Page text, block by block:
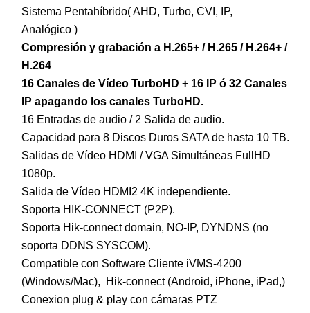
Sistema Pentahíbrido( AHD, Turbo, CVI, IP,
Analógico )
Compresión y grabación a H.265+ / H.265 / H.264+ /
H.264
16 Canales de Vídeo TurboHD + 16 IP ó 32 Canales
IP apagando los canales TurboHD.
16 Entradas de audio / 2 Salida de audio.
Capacidad para 8 Discos Duros SATA de hasta 10 TB.
Salidas de Vídeo HDMI / VGA Simultáneas FullHD
1080p.
Salida de Vídeo HDMI2 4K independiente.
Soporta HIK-CONNECT (P2P).
Soporta Hik-connect domain, NO-IP, DYNDNS (no
soporta DDNS SYSCOM).
Compatible con Software Cliente iVMS-4200
(Windows/Mac), Hik-connect (Android, iPhone, iPad,)
Conexion plug & play con cámaras PTZ